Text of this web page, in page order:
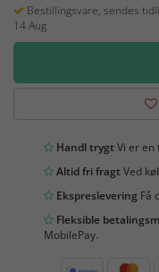
Bestillingsvare, sendes
14 Aug
Handl trygtVi er en
Altid fri fragtVed
Ekspreslevering Få
Fleksible
MobilePay.